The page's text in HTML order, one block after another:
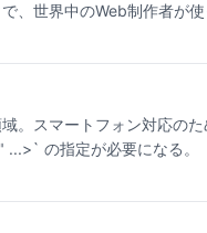
、世界中のWeb制作者が使
。スマートフォン対応の
の指定が必要になる。